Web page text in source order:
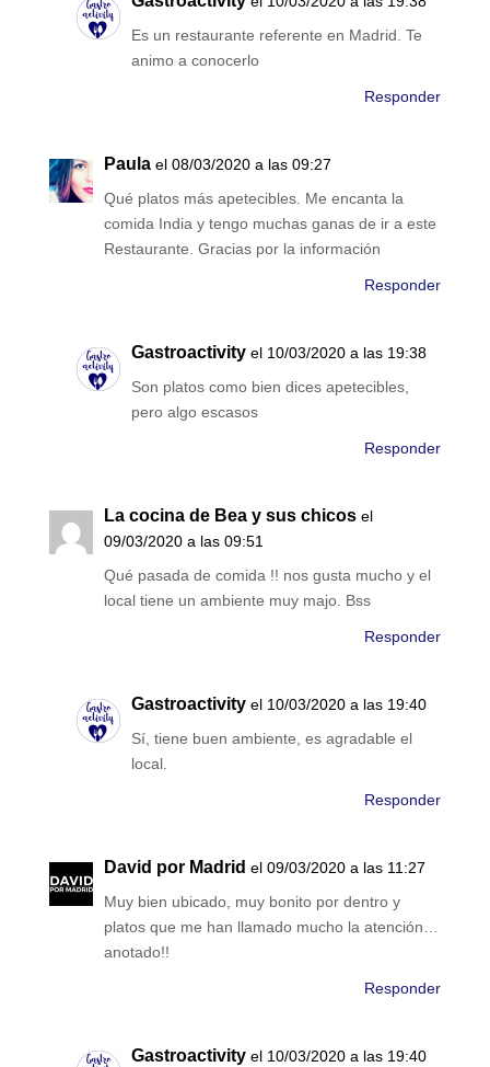
Es un restaurante referente en Madrid. Te
animo a conocerlo
Responder
Paula el 08/03/2020 a las 09:27
Qué platos más apetecibles. Me encanta la
comida India y tengo muchas ganas de ir a este
Restaurante. Gracias por la información
Responder
Gastroactivity el 10/03/2020 a las 19:38
Son platos como bien dices apetecibles,
pero algo escasos
Responder
La cocina de Bea y sus chicos el
09/03/2020 a las 09:51
Qué pasada de comida !! nos gusta mucho y el
local tiene un ambiente muy majo. Bss
Responder
Gastroactivity el 10/03/2020 a las 19:40
Sí, tiene buen ambiente, es agradable el
local.
Responder
David por Madrid el 09/03/2020 a las 11:27
Muy bien ubicado, muy bonito por dentro y
platos que me han llamado mucho la atención…
anotado!!
Responder
Gastroactivity el 10/03/2020 a las 19:40